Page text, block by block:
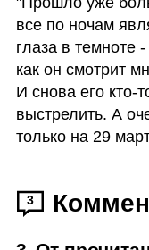
все по ночам
глаза в темноте
как он смотрит
И снова его кто-
выстрелить. А
только на 29
3